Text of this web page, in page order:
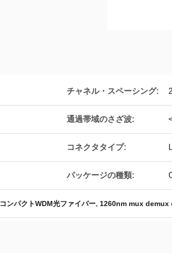
チャネル・スペーシング:
通過帯域のさざ波:
コネクタタイプ:
パッケージの種類:
コンパクトWDM光ファイバー, 1260nm mux demux